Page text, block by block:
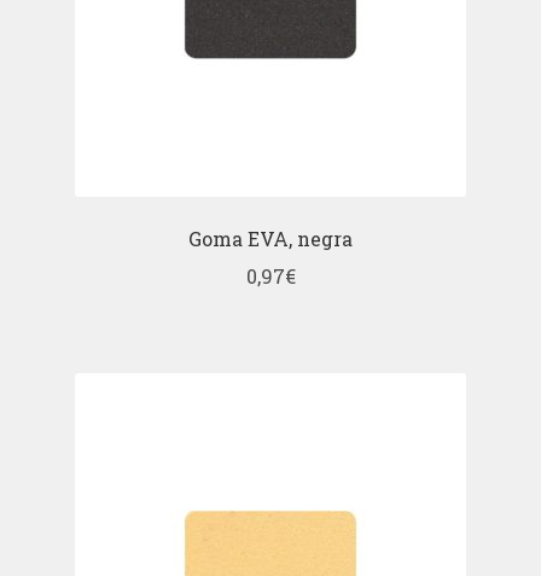
Goma EVA, negra
0,97€